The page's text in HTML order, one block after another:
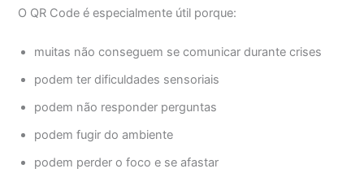
O QR Code é especialmente útil porque:
muitas não conseguem se comunicar durante crises
podem ter dificuldades sensoriais
podem não responder perguntas
podem fugir do ambiente
podem perder o foco e se afastar